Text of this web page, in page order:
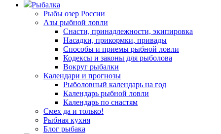
Рыбалка
Рыбы озер России
Азы рыбной ловли
Снасти, принадлежности, экипировка
Насадки, прикормки, привады
Способы и приемы рыбной ловли
Кодексы и законы для рыболова
Вокруг рыбалки
Календари и прогнозы
Рыболовный календарь на год
Календарь рыбной ловли
Календарь по снастям
Смех да и только!
Рыбная кухня
Блог рыбака